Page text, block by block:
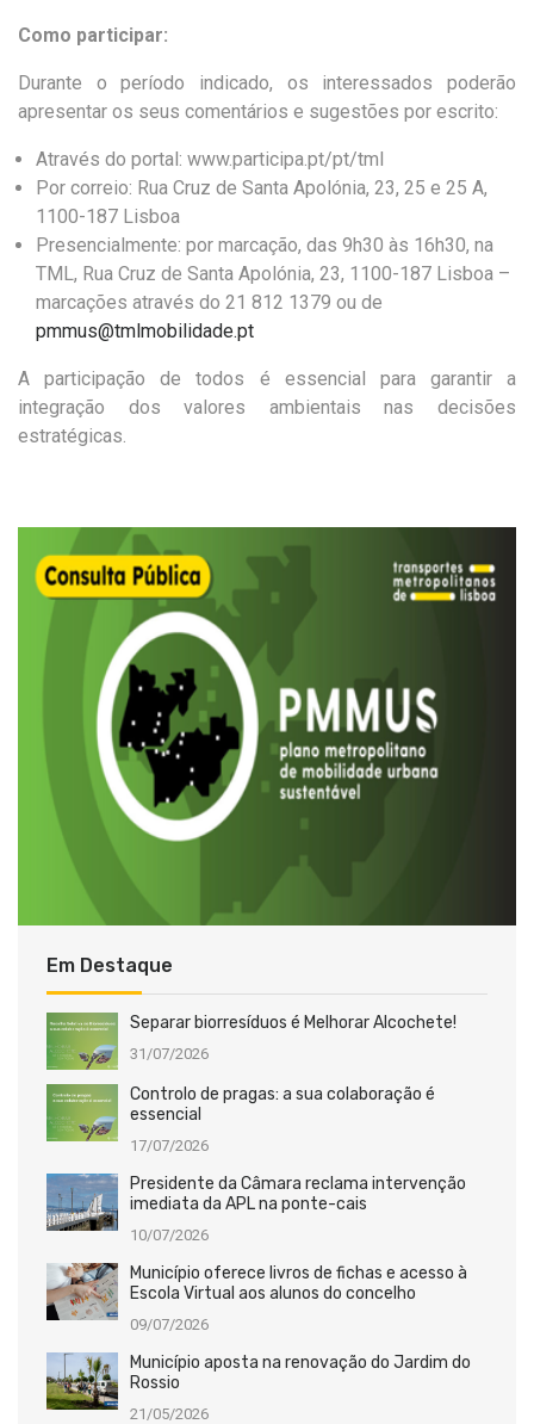
Como participar:
Durante o período indicado, os interessados poderão
apresentar os seus comentários e sugestões por escrito:
Através do portal: www.participa.pt/pt/tml
Por correio: Rua Cruz de Santa Apolónia, 23, 25 e 25 A,
1100-187 Lisboa
Presencialmente: por marcação, das 9h30 às 16h30, na
TML, Rua Cruz de Santa Apolónia, 23, 1100-187 Lisboa –
marcações através do 21 812 1379 ou de
pmmus@tmlmobilidade.pt
A participação de todos é essencial para garantir a
integração dos valores ambientais nas decisões
estratégicas.
Em Destaque
Separar biorresíduos é Melhorar Alcochete!
31/07/2026
Controlo de pragas: a sua colaboração é
essencial
17/07/2026
Presidente da Câmara reclama intervenção
imediata da APL na ponte-cais
10/07/2026
Município oferece livros de fichas e acesso à
Escola Virtual aos alunos do concelho
09/07/2026
Município aposta na renovação do Jardim do
Rossio
21/05/2026